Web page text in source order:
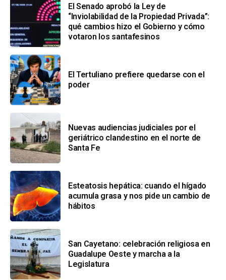
El Senado aprobó la Ley de
“Inviolabilidad de la Propiedad Privada”:
qué cambios hizo el Gobierno y cómo
votaron los santafesinos
El Tertuliano prefiere quedarse con el
poder
Nuevas audiencias judiciales por el
geriátrico clandestino en el norte de
Santa Fe
Esteatosis hepática: cuando el hígado
acumula grasa y nos pide un cambio de
hábitos
San Cayetano: celebración religiosa en
Guadalupe Oeste y marcha a la
Legislatura